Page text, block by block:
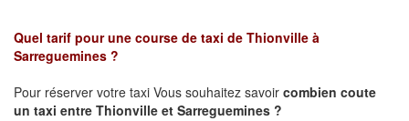
Quel tarif pour une course de taxi de Thionville à
Sarreguemines ?
Pour réserver votre taxi Vous souhaitez savoir combien coute
un taxi entre Thionville et Sarreguemines ?